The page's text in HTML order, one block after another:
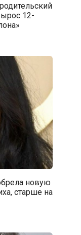
12-
новую
старше на